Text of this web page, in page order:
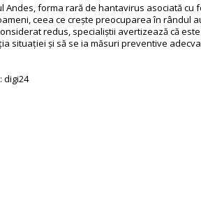
Andes, forma rară de hantavirus asociată cu
ceea ce crește preocuparea în rândul
redus, specialiștii avertizează că
situației și să se ia măsuri preventive
digi24